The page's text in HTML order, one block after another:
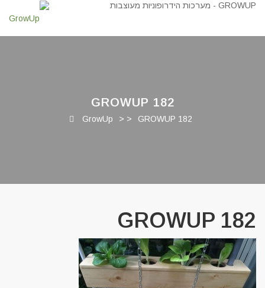
GROWUP 182
GrowUp > > GROWUP 182
GROWUP 182